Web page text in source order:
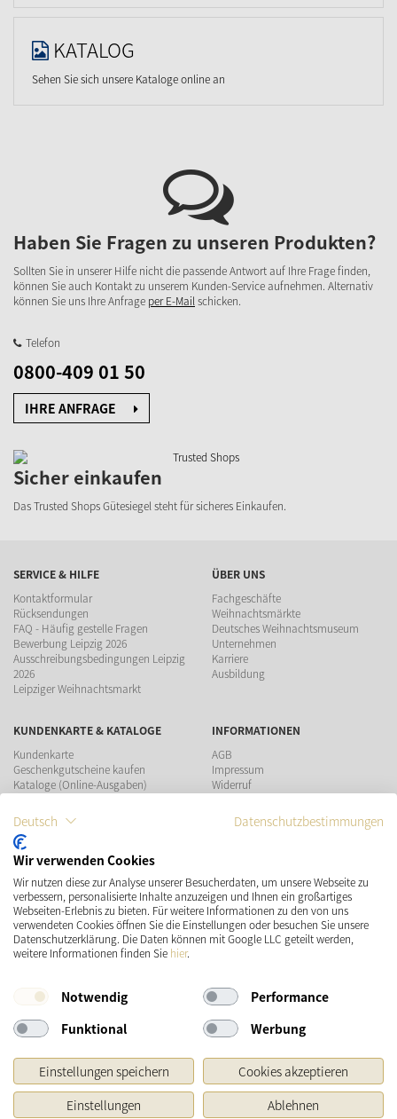
KATALOG
Sehen Sie sich unsere Kataloge online an
Haben Sie Fragen zu unseren Produkten?
Sollten Sie in unserer Hilfe nicht die passende Antwort auf Ihre Frage finden,
können Sie auch Kontakt zu unserem Kunden-Service aufnehmen. Alternativ
können Sie uns Ihre Anfrage per E-Mailschicken.
Telefon
0800-409 01 50
IHRE ANFRAGE
Sicher einkaufen
Das Trusted Shops Gütesiegel steht für sicheres Einkaufen.
SERVICE & HILFE
Kontaktformular
Rücksendungen
FAQ - Häufig gestelle Fragen
Bewerbung Leipzig 2026
Ausschreibungsbedingungen Leipzig
2026
Leipziger Weihnachtsmarkt
ÜBER UNS
Fachgeschäfte
Weihnachtsmärkte
Deutsches Weihnachtsmuseum
Unternehmen
Karriere
Ausbildung
KUNDENKARTE & KATALOGE
Kundenkarte
Geschenkgutscheine kaufen
Kataloge (Online-Ausgaben)
INFORMATIONEN
AGB
Impressum
Widerruf
Teilnahmebedingungen Gewinnspiel
ZAHLUNGSMÖGLICHKEITEN
VERSAND SOCIAL MEDIA
* Preisangaben inkl. gesetzl. MwSt. und zzgl.Versandkosten
Deutsch Datenschutzbestimmungen
Wir verwenden Cookies
Wir nutzen diese zur Analyse unserer Besucherdaten, um unsere Webseite zu
verbessern, personalisierte Inhalte anzuzeigen und Ihnen ein großartiges
Webseiten-Erlebnis zu bieten. Für weitere Informationen zu den von uns
verwendeten Cookies öffnen Sie die Einstellungen oder besuchen Sie unsere
Datenschutzerklärung. Die Daten können mit Google LLC geteilt werden,
weitere Informationen finden Sie hier.
Notwendig
Performance
Funktional
Werbung
Einstellungen speichern
Cookies akzeptieren
Einstellungen
Ablehnen